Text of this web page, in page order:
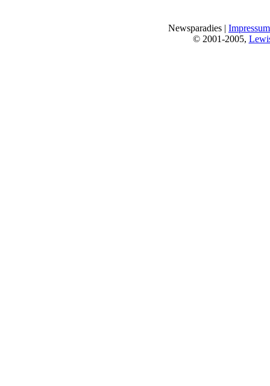
Newsparadies | Impressum
© 2001-2005,